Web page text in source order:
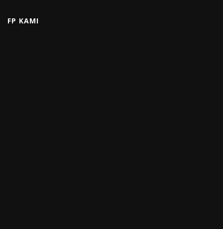
FP KAMI